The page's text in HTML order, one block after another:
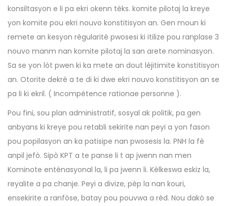
konsiltasyon e li pa ekri okenn tèks. komite pilotaj la kreye
yon komite pou ekri nouvo konstitisyon an. Gen moun ki
remete an kesyon régularité pwosesi ki itilize pou ranplase 3
nouvo manm nan komite pilotaj la san arete nominasyon.
Sa se yon lòt pwen ki ka mete an dout léjitimite konstitisyon
an. Otorite dekrè a te di ki dwe ekri nouvo konstitisyon an se
pa li ki ekril. ( Incompétence rationae personne ).
Pou fini, sou plan administratif, sosyal ak politik, pa gen
anbyans ki kreye pou retabli sekirite nan peyi a yon fason
pou popilasyon an ka patisipe nan pwosesis la. PNH la fè
anpil jefò. Sipò KPT a te panse li t ap jwenn nan men
Kominote entènasyonal la, li pa jwenn li. Kèlkeswa eskiz la,
reyalite a pa chanje. Peyi a divize, pèp la nan kouri,
ensekirite a ranfòse, batay pou pouvwa a rèd. Nou dakò se